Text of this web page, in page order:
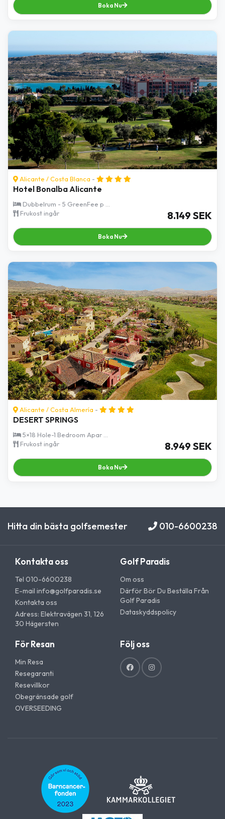
Boka Nu
Alicante /Costa Blanca -
Hotel Bonalba Alicante
Dubbelrum - 5 GreenFee p ...
Frukost ingår
8.149 SEK
Boka Nu
Alicante /Costa Almería -
DESERT SPRINGS
5×18 Hole-1 Bedroom Apar ...
Frukost ingår
8.949 SEK
Boka Nu
Hitta din bästa golfsemester 010-6600238
Kontakta oss
Tel 010-6600238
E-mail info@golfparadis.se
Kontakta oss
Adress: Elektravägen 31, 126
30 Hägersten
Golf Paradis
Om oss
Därför Bör Du Beställa Från
Golf Paradis
Dataskyddspolicy
För Resan
Min Resa
Resegaranti
Resevillkor
Obegränsade golf
OVERSEEDING
Följ oss